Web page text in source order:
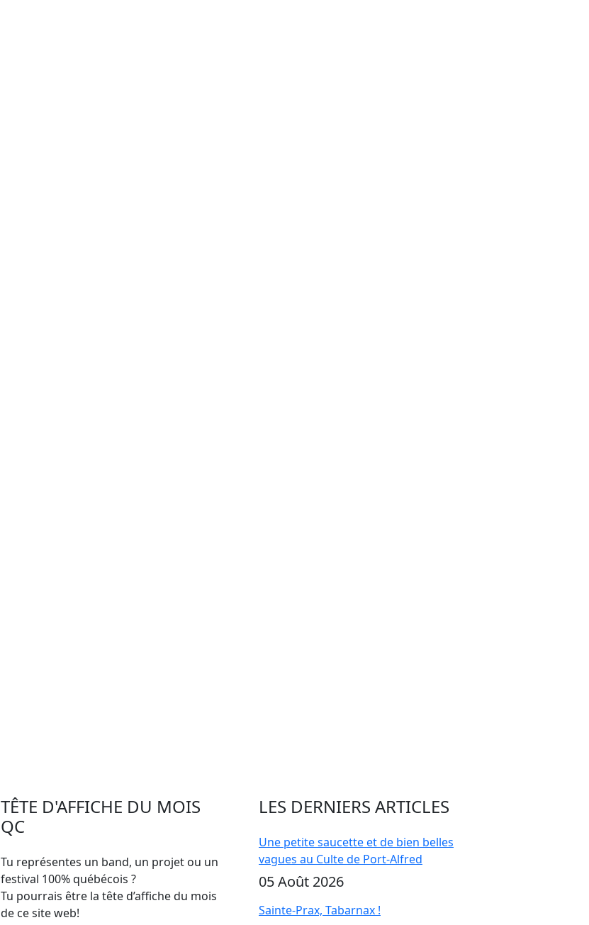
TÊTE D'AFFICHE DU MOIS
QC
Tu représentes un band, un projet ou un
festival 100% québécois ?
Tu pourrais être la tête d’affiche du mois
de ce site web!
LES DERNIERS ARTICLES
Une petite saucette et de bien belles
vagues au Culte de Port-Alfred
05 Août 2026
Sainte-Prax, Tabarnax !